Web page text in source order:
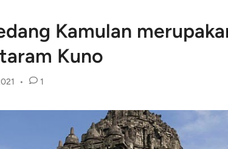
Kamulan
Kuno
• 1